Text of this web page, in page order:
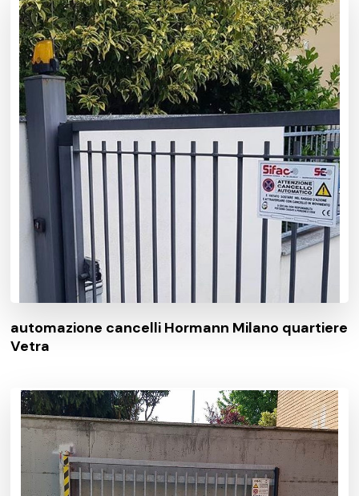
automazione cancelli Hormann Milano quartiere
Vetra